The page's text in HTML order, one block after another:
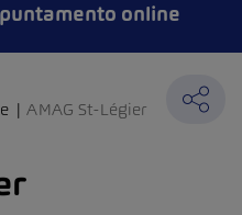
AMAG St-Légier
online